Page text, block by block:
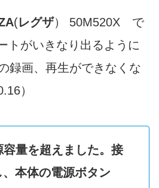
(レグザ） 50M520X で
トがいきなり出るように
録画、再生ができなくな
）
量を超えました。接
本体の電源ボタン